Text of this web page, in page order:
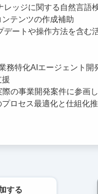
ッジに関する自然言語
テンツの作成補助
ートや操作方法を含む
務特化AIエージェント開
援
の事業開発案件に参画
ロセス最適化と仕組化
する